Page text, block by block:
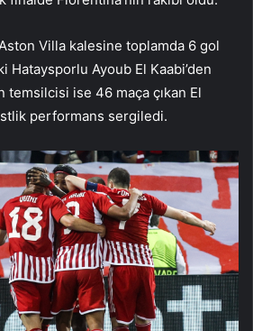
Villa kalesine toplamda 6 gol
Hataysporlu Ayoub El Kaabi’den
temsilcisi ise 46 maça çıkan El
performans sergiledi.